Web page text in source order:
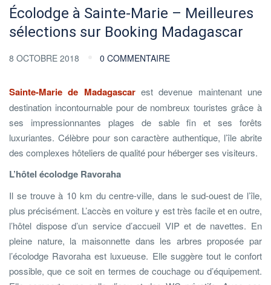
Écolodge à Sainte-Marie – Meilleures
sélections sur Booking Madagascar
8 OCTOBRE 2018 0 COMMENTAIRE
Sainte-Marie de Madagascarest devenue maintenant une
destination incontournable pour de nombreux touristes grâce à
ses impressionnantes plages de sable fin et ses forêts
luxuriantes. Célèbre pour son caractère authentique, l’île abrite
des complexes hôteliers de qualité pour héberger ses visiteurs.
L’hôtel écolodge Ravoraha
Il se trouve à 10 km du centre-ville, dans le sud-ouest de l’île,
plus précisément. L’accès en voiture y est très facile et en outre,
l’hôtel dispose d’un service d’accueil VIP et de navettes. En
pleine nature, la maisonnette dans les arbres proposée par
l’écolodge Ravoraha est luxueuse. Elle suggère tout le confort
possible, que ce soit en termes de couchage ou d’équipement.